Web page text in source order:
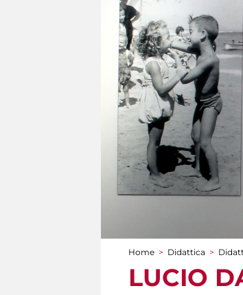
Tu sei qui
Home > Didattica >
LUCIO